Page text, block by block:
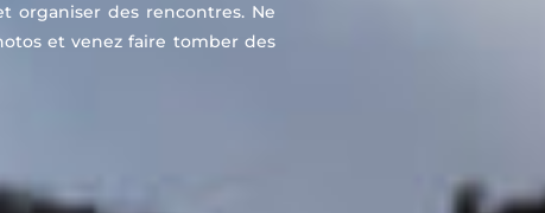
organiser des rencontres. Ne
et venez faire tomber des